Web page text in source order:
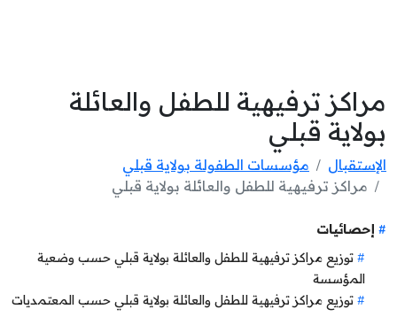
مراكز ترفيهية للطفل والعائلة
بولاية قبلي
الإستقبال
مؤسسات الطفولة بولاية قبلي
مراكز ترفيهية للطفل والعائلة بولاية قبلي
إحصائيات
توزيع مراكز ترفيهية للطفل والعائلة بولاية قبلي حسب وضعية
المؤسسة
توزيع مراكز ترفيهية للطفل والعائلة بولاية قبلي حسب المعتمديات